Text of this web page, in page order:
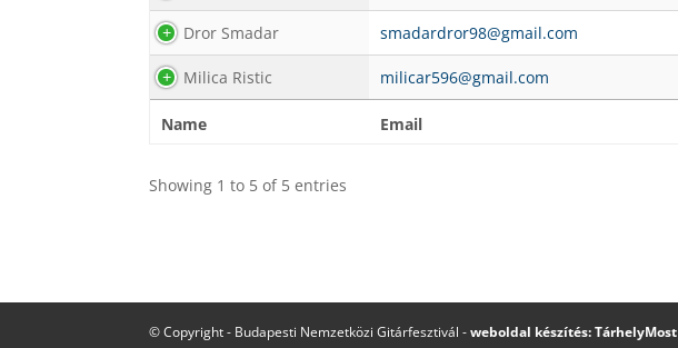
Dror Smadar smadardror98@gmail.com
Milica Ristic milicar596@gmail.com
Name Email
Showing 1 to 5 of 5 entries
© Copyright - Budapesti Nemzetközi Gitárfesztivál -weboldal készítés: TárhelyMost